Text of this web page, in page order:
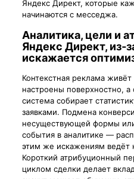
Яндекс Директ, которые
начинаются с месседжа.
Аналитика, цели и
Яндекс Директ,
искажается
Контекстная реклама
настроены поверхностно,
система собирает
заявками. Подмена
несуществующей формы
события в аналитике —
этим же искажениям ведёт
Короткий атрибуционный
циклом сделки делает